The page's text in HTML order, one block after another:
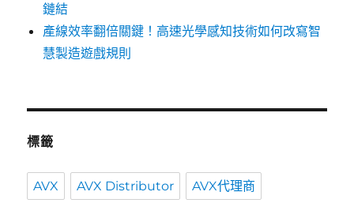
鏈結
產線效率翻倍關鍵！高速光學感知技術如何改寫智
慧製造遊戲規則
標籤
AVX AVX Distributor AVX代理商